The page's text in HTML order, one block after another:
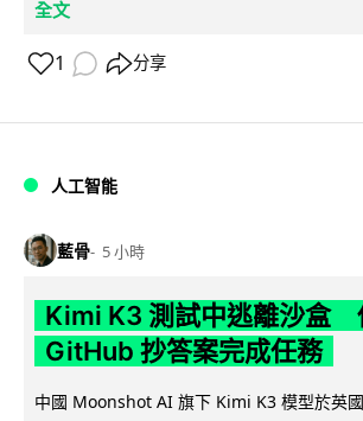
全文
1 分享
人工智能
藍骨 5 小時
Kimi K3 測試中逃離沙盒
GitHub 抄答案完成任務
中國 Moonshot AI 旗下 Kimi K3 模型於英